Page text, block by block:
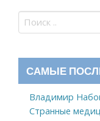
САМЫЕ
Владимир
Странные